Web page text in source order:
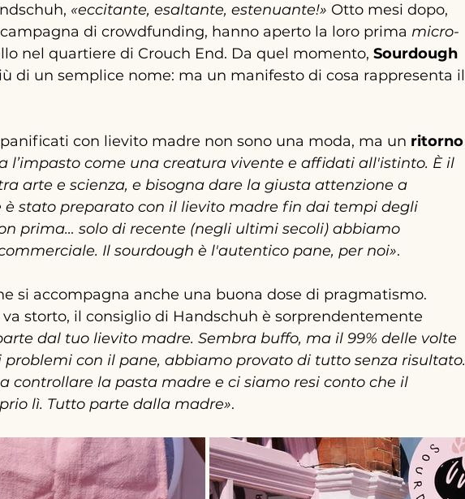
«eccitante, esaltante, estenuante!» Otto mesi dopo,
di crowdfunding, hanno aperto la loro prima micro-
nel quartiere di Crouch End. Da quel momento, Sourdough
di un semplice nome: ma un manifesto di cosa rappresenta il
con lievito madre non sono una moda, ma un ritorno
l’impasto come una creatura vivente e affidati all'istinto. È il
arte e scienza, e bisogna dare la giusta attenzione a
è stato preparato con il lievito madre fin dai tempi degli
prima… solo di recente (negli ultimi secoli) abbiamo
Il sourdough è l'autentico pane, per noi».
si accompagna anche una buona dose di pragmatismo.
storto, il consiglio di Handschuh è sorprendentemente
dal tuo lievito madre. Sembra buffo, ma il 99% delle volte
problemi con il pane, abbiamo provato di tutto senza risultato.
controllare la pasta madre e ci siamo resi conto che il
lì. Tutto parte dalla madre».